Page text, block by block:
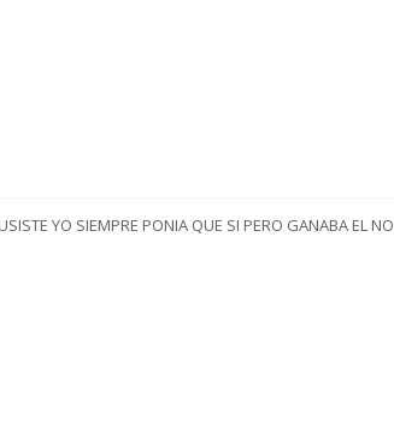
YO SIEMPRE PONIA QUE SI PERO GANABA EL NO